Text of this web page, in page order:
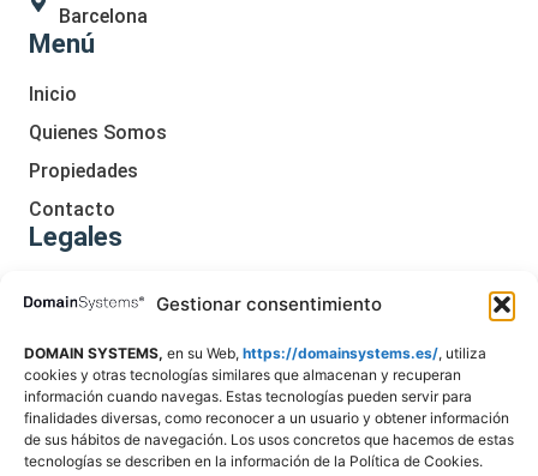
Gestionar consentimiento
DOMAIN SYSTEMS, en su Web, https://domainsystems.es/, utiliza
cookies y otras tecnologías similares que almacenan y recuperan
información cuando navegas. Estas tecnologías pueden servir para
finalidades diversas, como reconocer a un usuario y obtener información
de sus hábitos de navegación. Los usos concretos que hacemos de estas
tecnologías se describen en la información de la Política de Cookies.
Menú
Inicio
Quienes Somos
Propiedades
Contacto
Legales
Política De Privacidad
Declaración De Accesibilidad
Barcelona